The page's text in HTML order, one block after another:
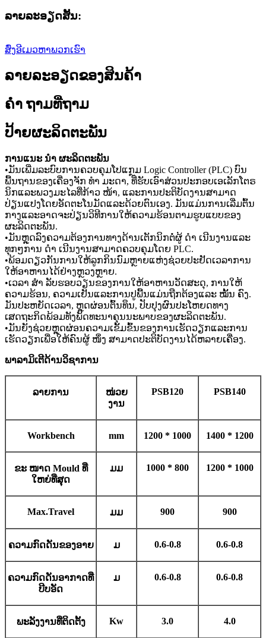
ລາຍລະອຽດສັ້ນ:
ສົ່ງອີເມວຫາພວກເຮົາ
ລາຍລະອຽດຂອງສິນຄ້າ
ຄຳ ຖາມທີ່ຖາມ
ປ້າຍຜະລິດຕະພັນ
ການແນະ ນຳ ຜະລິດຕະພັນ
•ມັນເພີ່ມລະບົບການຄວບຄຸມໂປແກຼມ Logic Controller (PLC) ບົນ
ພື້ນຖານຂອງເຄື່ອງຈັກ ທຳ ມະດາ, ທີ່ຮັບເອົາສ່ວນປະກອບເອເລັກໂຕຣ
ນິກແລະພວງມະໄລທີ່ກ້າວ ໜ້າ, ແລະການປະຕິບັດງານສາມາດ
ປ່ຽນແປງໂດຍອັດຕະໂນມັດແລະດ້ວຍຕົນເອງ. ມັນແມ່ນການເລີ່ມຕົ້ນ
ກາງແລະອາດຈະປ່ຽນວິທີການໃຫ້ຄວາມຮ້ອນຕາມຮູບແບບຂອງ
ຜະລິດຕະພັນ.
•ມັນຫຼຸດລົງຄວາມຕ້ອງການທາງດ້ານເຕັກນິກຕໍ່ຜູ້ ດຳ ເນີນງານແລະ
ທຸກໆການ ດຳ ເນີນງານສາມາດຄວບຄຸມໂດຍ PLC.
•ພ້ອມດຽວກັນການໃຫ້ລູກກິນນົມຫຼາຍແຫ່ງຊ່ວຍປະຢັດເວລາການ
ໃຫ້ອາຫານໄດ້ຢ່າງຫຼວງຫຼາຍ.
•ເວລາ ສຳ ລັບຮອບວຽນຂອງການໃຫ້ອາຫານວັດສະດຸ, ການໃຫ້
ຄວາມຮ້ອນ, ຄວາມເຢັນແລະການປູພື້ນແມ່ນຖືກຕ້ອງແລະ ໝັ້ນ ຄົງ.
ມັນປະຫຍັດເວລາ, ຫຼຸດຜ່ອນຕົ້ນທຶນ, ປັບປຸງຜົນປະໂຫຍດທາງ
ເສດຖະກິດພ້ອມທັງພັດທະນາຄຸນນະພາບຂອງຜະລິດຕະພັນ.
•ມັນຍັງຊ່ວຍຫຼຸດຜ່ອນຄວາມເຂັ້ມຂົ້ນຂອງການເຮັດວຽກແລະການ
ເຮັດວຽກເພື່ອໃຫ້ຄົນຜູ້ ໜຶ່ງ ສາມາດປະຕິບັດງານໄດ້ຫລາຍເຄື່ອງ.
ພາລາມິເຕີດ້ານວິຊາການ
ລາຍການ
ໜ່ວຍ
ງານ
PSB120 PSB140
Workbench mm 1200 * 1000 1400 * 1200
ຂະ ໜາດ Mould ທີ່
ໃຫຍ່ທີ່ສຸດ
ມມ 1000 * 800 1200 * 1000
Max.Travel ມມ 900 900
ຄວາມກົດດັນຂອງອາຍ ມ 0.6-0.8 0.6-0.8
ຄວາມກົດດັນອາກາດທີ່
ບີບອັດ
ມ 0.6-0.8 0.6-0.8
ພະລັງງານທີ່ຕິດຕັ້ງ Kw 3.0 4.0